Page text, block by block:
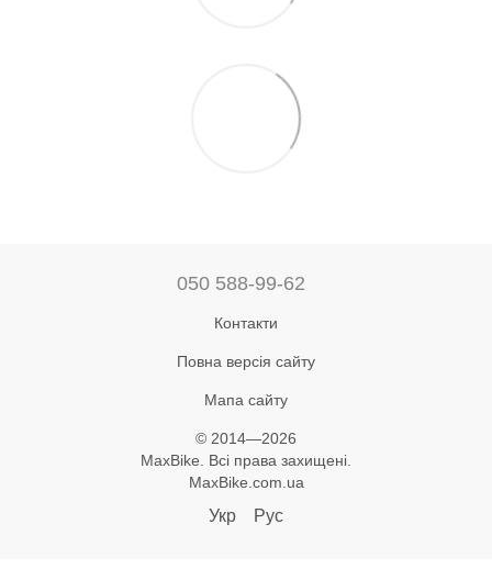
050 588-99-62
Контакти
Повна версія сайту
Мапа сайту
© 2014—2026
MaxBike. Всі права захищені.
MaxBike.com.ua
Укр Рус